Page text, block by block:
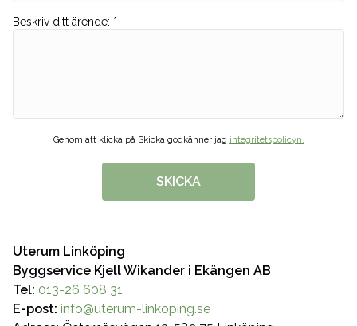
Uterum Linköping
Byggservice Kjell Wikander i Ekängen AB
Tel: 013-26 608 31
E-post: info@uterum-linkoping.se
Beskriv ditt ärende: *
Genom att klicka på Skicka godkänner jag integritetspolicyn.
SKICKA